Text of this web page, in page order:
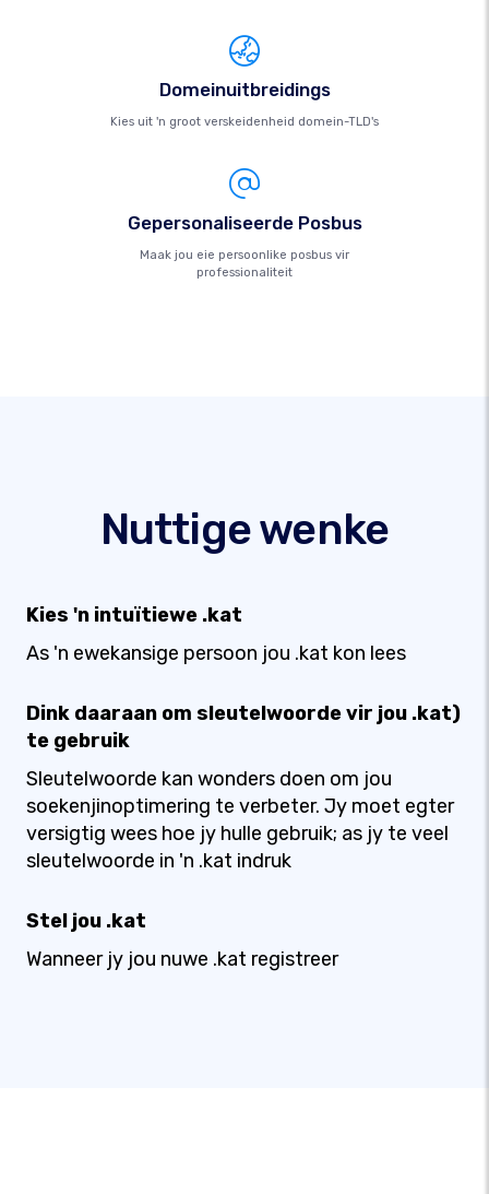
Domeinuitbreidings
Kies uit 'n groot verskeidenheid domein-TLD's
Gepersonaliseerde Posbus
Maak jou eie persoonlike posbus vir
professionaliteit
Nuttige wenke
Kies 'n intuïtiewe .kat
As 'n ewekansige persoon jou .kat kon lees
Dink daaraan om sleutelwoorde vir jou .kat)
te gebruik
Sleutelwoorde kan wonders doen om jou
soekenjinoptimering te verbeter. Jy moet egter
versigtig wees hoe jy hulle gebruik; as jy te veel
sleutelwoorde in 'n .kat indruk
Stel jou .kat
Wanneer jy jou nuwe .kat registreer